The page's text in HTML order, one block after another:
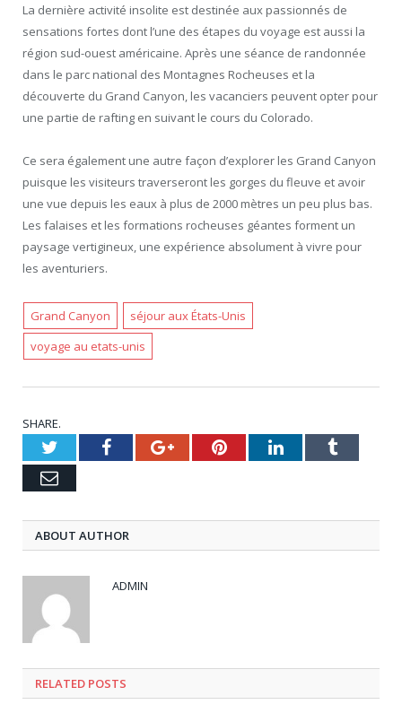
La dernière activité insolite est destinée aux passionnés de
sensations fortes dont l’une des étapes du voyage est aussi la
région sud-ouest américaine. Après une séance de randonnée
dans le parc national des Montagnes Rocheuses et la
découverte du Grand Canyon, les vacanciers peuvent opter pour
une partie de rafting en suivant le cours du Colorado.
Ce sera également une autre façon d’explorer les Grand Canyon
puisque les visiteurs traverseront les gorges du fleuve et avoir
une vue depuis les eaux à plus de 2000 mètres un peu plus bas.
Les falaises et les formations rocheuses géantes forment un
paysage vertigineux, une expérience absolument à vivre pour
les aventuriers.
Grand Canyon
séjour aux États-Unis
voyage au etats-unis
SHARE.
TwitterFacebookGoogle+PinterestLinkedInTumblr
Email
ABOUT AUTHOR
ADMIN
RELATED POSTS